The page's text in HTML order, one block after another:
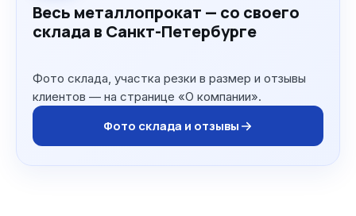
Весь металлопрокат — со своего
склада в Санкт-Петербурге
Фото склада, участка резки в размер и отзывы
клиентов — на странице «О компании».
Фото склада и отзывы